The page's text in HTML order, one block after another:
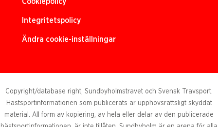
Cookiepolicy
Integritetspolicy
Ändra cookie-inställningar
Copyright/database right, Sundbyholmstravet och Svensk Travsport.
Hästsportinformationen som publicerats är upphovsrättsligt skyddat
material. All form av kopiering, av hela eller delar av den publicerade